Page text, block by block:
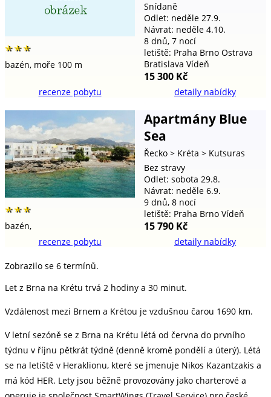
***
bazén, moře 100 m
Snídaně
Odlet: neděle 27.9.
Návrat: neděle 4.10.
8 dnů, 7 nocí
letiště: Praha Brno Ostrava
Bratislava Vídeň
15 300 Kč
recenze pobytu detaily nabídky
Apartmány Blue
Sea
Řecko> Kréta> Kutsuras
***
bazén,
Bez stravy
Odlet: sobota 29.8.
Návrat: neděle 6.9.
9 dnů, 8 nocí
letiště: Praha Brno Vídeň
15 790 Kč
recenze pobytu detaily nabídky
Zobrazilo se 6 termínů.
Let z Brna na Krétu trvá 2 hodiny a 30 minut.
Vzdálenost mezi Brnem a Krétou je vzdušnou čarou 1690 km.
V letní sezóně se z Brna na Krétu létá od června do prvního
týdnu v říjnu pětkrát týdně (denně kromě pondělí a úterý). Létá
se na letiště v Heraklionu, které se jmenuje Nikos Kazantzakis a
má kód HER. Lety jsou běžně provozovány jako charterové a